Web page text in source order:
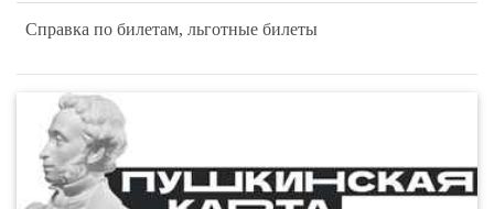
Справка по билетам, льготные билеты